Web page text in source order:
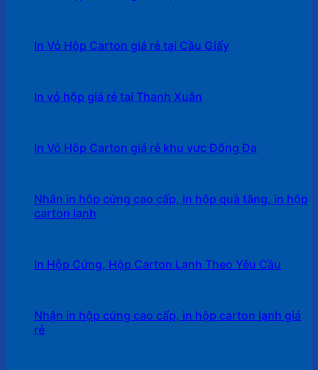
In Vỏ Hộp Carton giá rẻ tại Cầu Giấy
In vỏ hộp giá rẻ tại Thanh Xuân
In Vỏ Hộp Carton giá rẻ khu vực Đống Đa
Nhận in hộp cứng cao cấp, in hộp quà tặng, in hộp
carton lạnh
In Hộp Cứng, Hộp Carton Lạnh Theo Yêu Cầu
Nhận in hộp cứng cao cấp, in hộp carton lạnh giá
rẻ